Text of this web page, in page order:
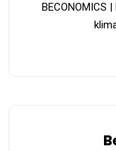
BECONOMICS